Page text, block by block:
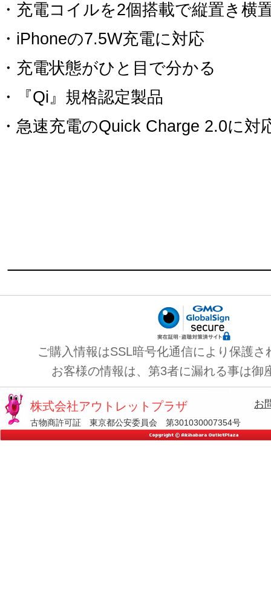
・充電コイルを2個搭載で縦置き横
・iPhoneの7.5W充電に対応
・充電状態がひと目で分かる
・『Qi』規格認定製品
・急速充電のQuick Charge 2.0に対
ご購入情報はSSL暗号化通信により保護さ
お客様の情報は、第3者に漏れる事は御
株式会社アウトレットプラザ
古物商許可証 東京都公安委員会 第301030007354号
お